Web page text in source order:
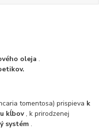
oleja .
tomentosa) prispieva k
kĺbov, k prirodzenej
systém .